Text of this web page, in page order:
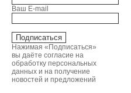
Ваш E-mail
Нажимая «Подписаться»
вы даёте согласие на
обработку персональных
данных и на получение
новостей и предложений